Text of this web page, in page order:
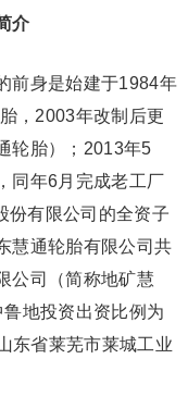
介
身是始建于1984年
，2003年改制后更
轮胎）；2013年5
同年6月完成老工厂
份有限公司的全资子
慧通轮胎有限公司共
公司（简称地矿慧
地投资出资比例为
东省莱芜市莱城工业